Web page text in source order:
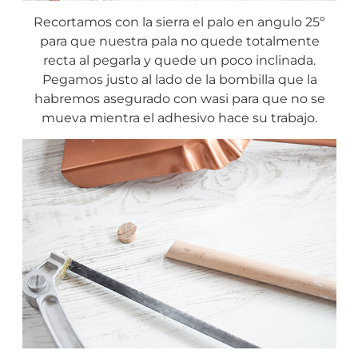
Recortamos con la sierra el palo en angulo 25º
para que nuestra pala no quede totalmente
recta al pegarla y quede un poco inclinada.
Pegamos justo al lado de la bombilla que la
habremos asegurado con wasi para que no se
mueva mientra el adhesivo hace su trabajo.